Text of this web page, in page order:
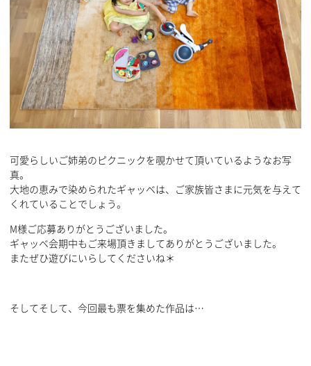
可愛らしいご姉弟のピクニックを覗かせて頂いているようなお写
真。
大地の恵みで染められたギャッベは、ご家族皆さまに元気を与えて
くれていることでしょう。
M様ご応募ありがとうございました。
ギャッベ会期中もご来場頂きましてありがとうございました。
またぜひ遊びにいらしてくださいね＊
そしてそして、今回最も票を集めた作品は…